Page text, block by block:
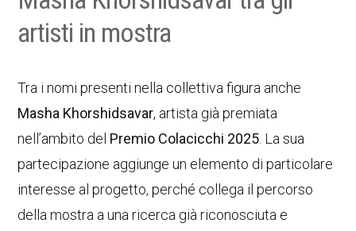
artisti in mostra
Tra i nomi presenti nella collettiva figura anche
Masha Khorshidsavar, artista già premiata
nell’ambito del Premio Colacicchi 2025 . La sua
partecipazione aggiunge un elemento di particolare
interesse al progetto, perché collega il percorso
della mostra a una ricerca già riconosciuta e